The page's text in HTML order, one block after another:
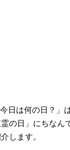
日は何の日？」
の日」にちなん
します。